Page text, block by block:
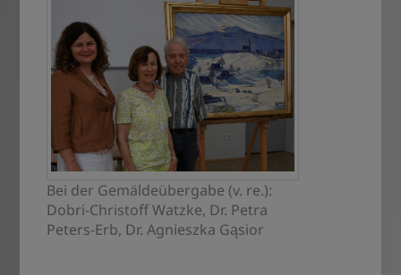
Bei der Gemäldeübergabe (v. re.):
Dobri-Christoff Watzke, Dr. Petra
Peters-Erb, Dr. Agnieszka Gąsior